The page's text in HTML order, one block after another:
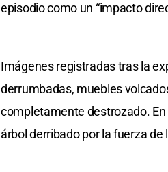
episodio como un “impacto
Imágenes registradas tras la
derrumbadas, muebles
completamente destrozado.
árbol derribado por la fuerza de